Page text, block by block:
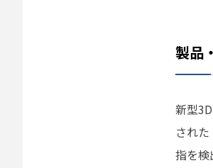
製品
新型
され
指を